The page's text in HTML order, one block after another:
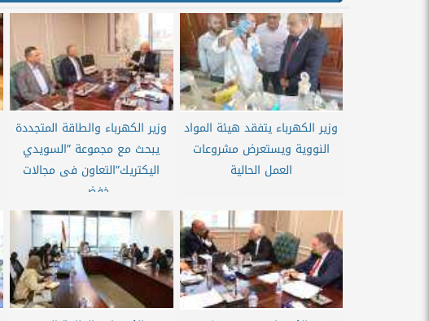
وزير الكهرباء يتفقد هيئة المواد
النووية ويستعرض مشروعات
العمل الحالية
وزير الكهرباء والطاقة المتجددة
يبحث مع مجموعة ”السويدي
اليكتريك”التعاون فى مجالات
خفض...